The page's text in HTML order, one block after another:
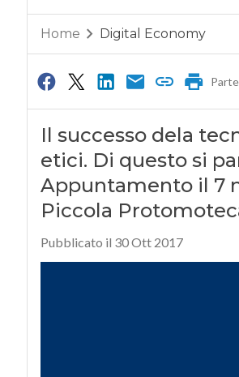
Home Digital Economy
Il successo dela
etici. Di questo si
Appuntamento il 7
Piccola
Pubblicato il 30 Ott 2017